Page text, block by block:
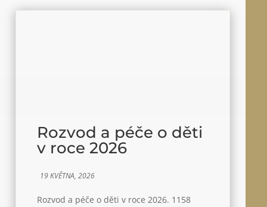
Rozvod a péče o děti
v roce 2026
19 KVĚTNA, 2026
Rozvod a péče o děti v roce 2026. 1158